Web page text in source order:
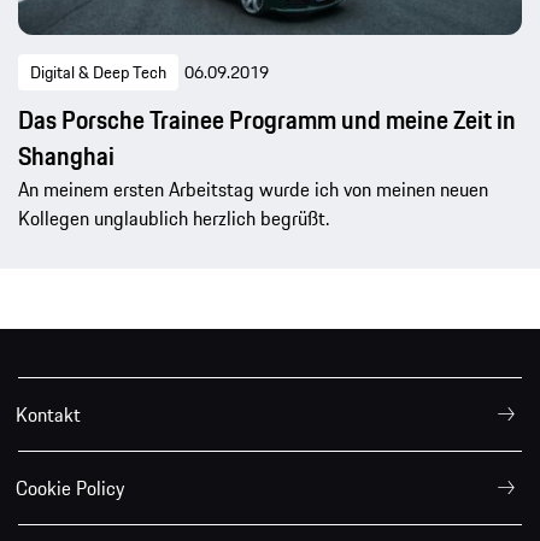
Digital & Deep Tech 06.09.2019
Das Porsche Trainee Programm und meine Zeit in
Shanghai
An meinem ersten Arbeitstag wurde ich von meinen neuen
Kollegen unglaublich herzlich begrüßt.
Kontakt
Cookie Policy